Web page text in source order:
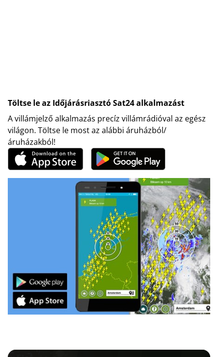
Töltse le az Időjárásriasztó Sat24 alkalmazást
A villámjelző alkalmazás precíz villámrádióval az egész
világon. Töltse le most az alábbi áruházból/
áruházakból!